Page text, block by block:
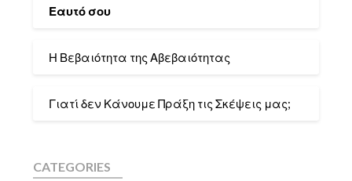
Εαυτό σου
Η Βεβαιότητα της Αβεβαιότητας
Γιατί δεν Κάνουμε Πράξη τις Σκέψεις μας;
CATEGORIES